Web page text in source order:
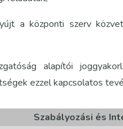
a központi szerv
alapítói
ezzel kapcsolatos
Szabályozási és